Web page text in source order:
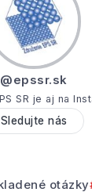
@epssr.sk
SR je aj na
Sledujte nás
otázky